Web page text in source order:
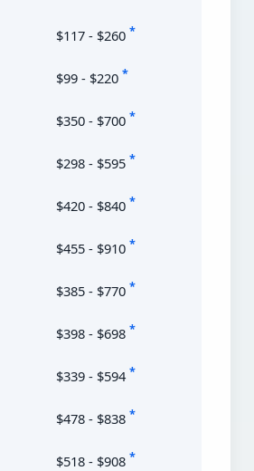
$117 - $260*
$99 - $220*
$350 - $700*
$298 - $595*
$420 - $840*
$455 - $910*
$385 - $770*
$398 - $698*
$339 - $594*
$478 - $838*
$518 - $908*